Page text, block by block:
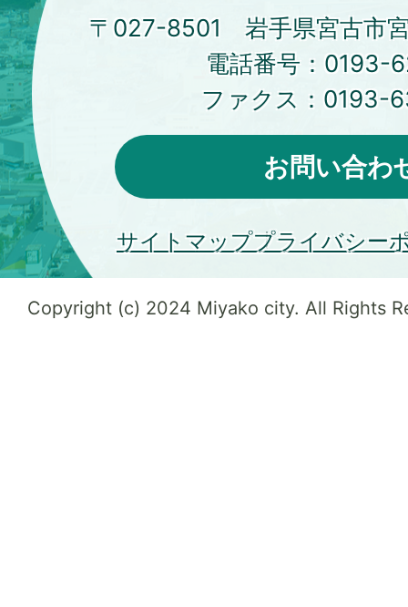
〒027-8501 岩手県宮古市
電話番号： 0193-
ファクス： 0193-
お問い合わ
サイトマッププライバシー
Copyright (c) 2024 Miyako city. All Rights